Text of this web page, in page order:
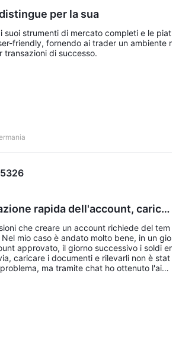
convenienti per depositare e prelevare
i clienti possono scegliere di
bonifici bancari, Visa,
e Union Pay
flessibilità e facilità d'uso per i clienti in
accettate per depositi e prelievi sono
rispetto ad altri broker
bancario non richiede
2,9%commissioni di transazione; Per i
internazionale addebita $ 40 / € 30
non richiede commissioni e gli e-wallet
di transazione dell'1,0%,
£ 10 (solo per i residenti nel Regno
prelievo verrà elaborata all'interno
per la sua
suoi strumenti di mercato completi e le piat
friendly, fornendo ai trader un ambiente r
transazioni di successo.
rapida dell'account, carica
dei documenti: il supporto ch
che creare un account richiede del tem
mio caso è andato molto bene, in un gio
approvato, il giorno successivo i soldi er
caricare i documenti e rilevarli non è stat
ma tramite chat ho ottenuto l'aiut